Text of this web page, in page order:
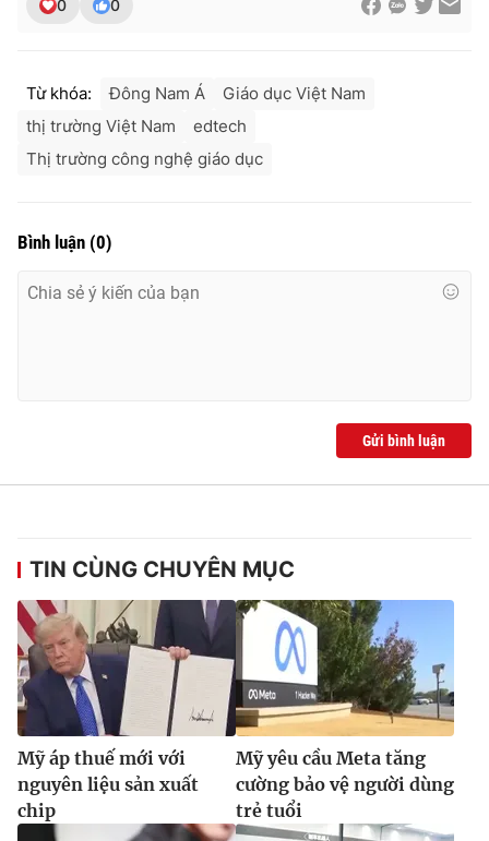
0 0
Từ khóa: Đông Nam Á
Giáo dục Việt Nam
thị trường Việt Nam
edtech
Thị trường công nghệ giáo dục
Bình luận (0)
Gửi bình luận
TIN CÙNG CHUYÊN MỤC
Mỹ áp thuế mới với
nguyên liệu sản xuất
chip
Mỹ yêu cầu Meta tăng
cường bảo vệ người dùng
trẻ tuổi